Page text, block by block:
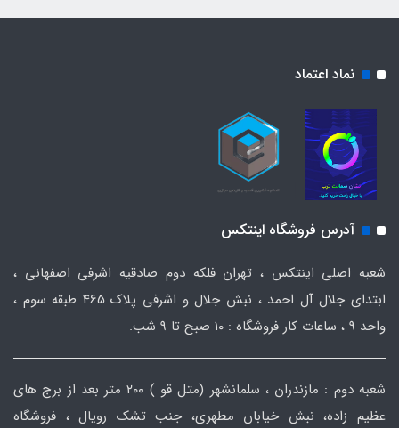
نماد اعتماد
آدرس فروشگاه اینتکس
شعبه اصلی اینتکس ، تهران فلکه دوم صادقیه اشرفی اصفهانی ،
ابتدای جلال آل احمد ، نبش جلال و اشرفی پلاک 465 طبقه سوم ،
واحد ۹ ، ساعات کار فروشگاه : ۱۰ صبح تا ۹ شب.
شعبه دوم : مازندران ، سلمانشهر (متل قو ) ۲۰۰ متر بعد از برج های
عظیم زاده، نبش خیابان مطهری، جنب تشک رویال ، فروشگاه